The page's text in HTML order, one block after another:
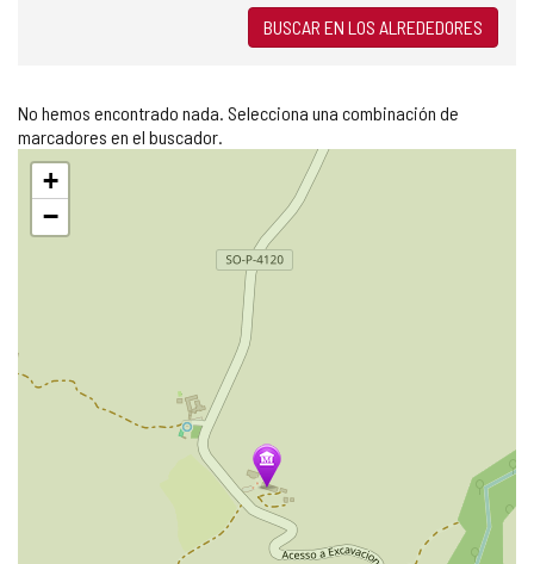
BUSCAR EN LOS ALREDEDORES
No hemos encontrado nada. Selecciona una combinación de
marcadores en el buscador.
Saltar
mapa
+
−